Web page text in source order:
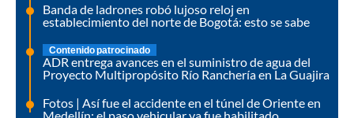
Banda de ladrones robó lujoso reloj en
establecimiento del norte de Bogotá: esto se sabe
Contenido patrocinado
ADR entrega avances en el suministro de agua del
Proyecto Multipropósito Río Ranchería en La Guajira
Fotos | Así fue el accidente en el túnel de Oriente en
Medellín: el paso vehicular ya fue habilitado